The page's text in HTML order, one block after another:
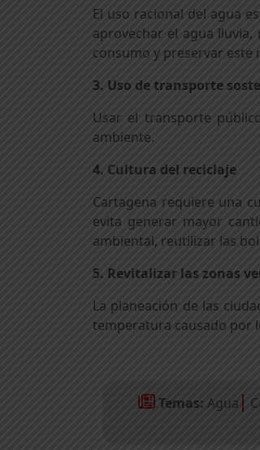
El uso racional del agua
aprovechar el agua
consumo y preservar este
3. Uso de transporte
Usar el transporte
ambiente.
4. Cultura del reciclaje
Cartagena requiere una
evita generar mayor
ambiental, reutilizar las
5. Revitalizar las zonas
La planeación de las
temperatura causado por
Temas: Agua